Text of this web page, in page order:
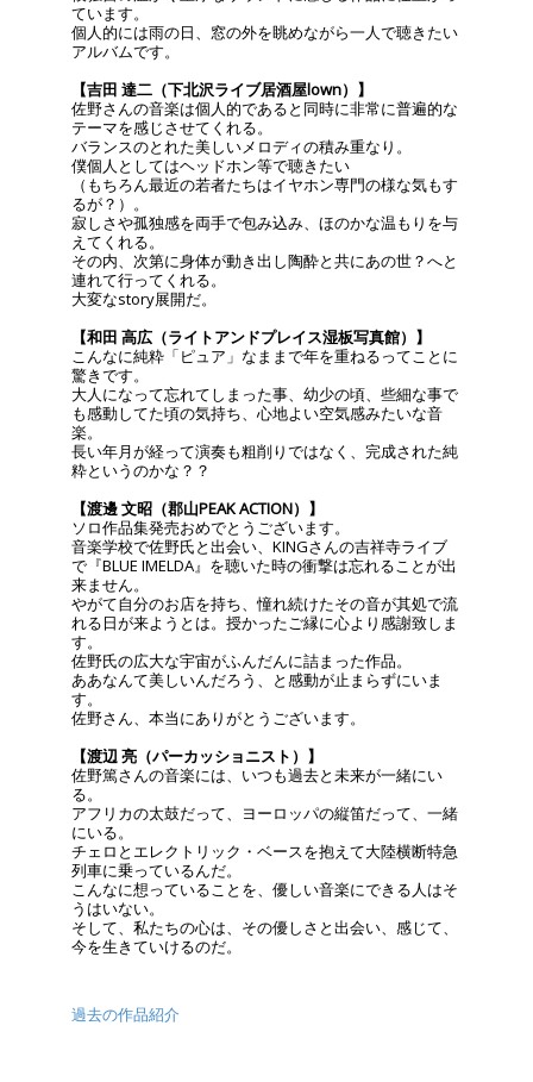
ています。
個人的には雨の日、窓の外を眺めながら一人で聴きたい
アルバムです。
【吉田 達二（下北沢ライブ居酒屋lown）】
佐野さんの音楽は個人的であると同時に非常に普遍的な
テーマを感じさせてくれる。
バランスのとれた美しいメロディの積み重なり。
僕個人としてはヘッドホン等で聴きたい
（もちろん最近の若者たちはイヤホン専門の様な気もす
るが？）。
寂しさや孤独感を両手で包み込み、ほのかな温もりを与
えてくれる。
その内、次第に身体が動き出し陶酔と共にあの世？へと
連れて行ってくれる。
大変なstory展開だ。
【和田 高広（ライトアンドプレイス湿板写真館）】
こんなに純粋「ピュア」なままで年を重ねるってことに
驚きです。
大人になって忘れてしまった事、幼少の頃、些細な事で
も感動してた頃の気持ち、心地よい空気感みたいな音
楽。
長い年月が経って演奏も粗削りではなく、完成された純
粋というのかな？？
【渡邊 文昭（郡山PEAK ACTION）】
ソロ作品集発売おめでとうございます。
音楽学校で佐野氏と出会い、KINGさんの吉祥寺ライブ
で『BLUE IMELDA』を聴いた時の衝撃は忘れることが出
来ません。
やがて自分のお店を持ち、憧れ続けたその音が其処で流
れる日が来ようとは。授かったご縁に心より感謝致しま
す。
佐野氏の広大な宇宙がふんだんに詰まった作品。
ああなんて美しいんだろう、と感動が止まらずにいま
す。
佐野さん、本当にありがとうございます。
【渡辺 亮（パーカッショニスト）】
佐野篤さんの音楽には、いつも過去と未来が一緒にい
る。
アフリカの太鼓だって、ヨーロッパの縦笛だって、一緒
にいる。
チェロとエレクトリック・ベースを抱えて大陸横断特急
列車に乗っているんだ。
こんなに想っていることを、優しい音楽にできる人はそ
うはいない。
そして、私たちの心は、その優しさと出会い、感じて、
今を生きていけるのだ。
過去の作品紹介